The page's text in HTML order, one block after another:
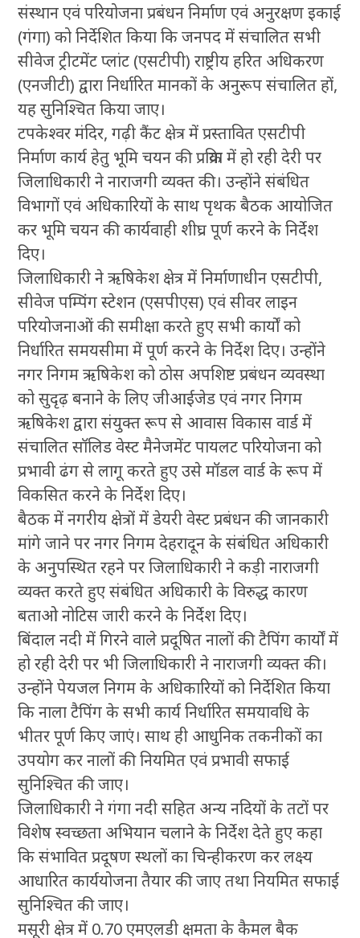
संस्थान एवं परियोजना प्रबंधन निर्माण एवं अनुरक्षण इकाई
(गंगा) को निर्देशित किया कि जनपद में संचालित सभी
सीवेज ट्रीटमेंट प्लांट (एसटीपी) राष्ट्रीय हरित अधिकरण
(एनजीटी) द्वारा निर्धारित मानकों के अनुरूप संचालित हों,
यह सुनिश्चित किया जाए।
टपकेश्वर मंदिर, गढ़ी कैंट क्षेत्र में प्रस्तावित एसटीपी
निर्माण कार्य हेतु भूमि चयन की प्रक्रिया में हो रही देरी पर
जिलाधिकारी ने नाराजगी व्यक्त की। उन्होंने संबंधित
विभागों एवं अधिकारियों के साथ पृथक बैठक आयोजित
कर भूमि चयन की कार्यवाही शीघ्र पूर्ण करने के निर्देश
दिए।
जिलाधिकारी ने ऋषिकेश क्षेत्र में निर्माणाधीन एसटीपी,
सीवेज पम्पिंग स्टेशन (एसपीएस) एवं सीवर लाइन
परियोजनाओं की समीक्षा करते हुए सभी कार्यों को
निर्धारित समयसीमा में पूर्ण करने के निर्देश दिए। उन्होंने
नगर निगम ऋषिकेश को ठोस अपशिष्ट प्रबंधन व्यवस्था
को सुदृढ़ बनाने के लिए जीआईजेड एवं नगर निगम
ऋषिकेश द्वारा संयुक्त रूप से आवास विकास वार्ड में
संचालित सॉलिड वेस्ट मैनेजमेंट पायलट परियोजना को
प्रभावी ढंग से लागू करते हुए उसे मॉडल वार्ड के रूप में
विकसित करने के निर्देश दिए।
बैठक में नगरीय क्षेत्रों में डेयरी वेस्ट प्रबंधन की जानकारी
मांगे जाने पर नगर निगम देहरादून के संबंधित अधिकारी
के अनुपस्थित रहने पर जिलाधिकारी ने कड़ी नाराजगी
व्यक्त करते हुए संबंधित अधिकारी के विरुद्ध कारण
बताओ नोटिस जारी करने के निर्देश दिए।
बिंदाल नदी में गिरने वाले प्रदूषित नालों की टैपिंग कार्यों में
हो रही देरी पर भी जिलाधिकारी ने नाराजगी व्यक्त की।
उन्होंने पेयजल निगम के अधिकारियों को निर्देशित किया
कि नाला टैपिंग के सभी कार्य निर्धारित समयावधि के
भीतर पूर्ण किए जाएं। साथ ही आधुनिक तकनीकों का
उपयोग कर नालों की नियमित एवं प्रभावी सफाई
सुनिश्चित की जाए।
जिलाधिकारी ने गंगा नदी सहित अन्य नदियों के तटों पर
विशेष स्वच्छता अभियान चलाने के निर्देश देते हुए कहा
कि संभावित प्रदूषण स्थलों का चिन्हीकरण कर लक्ष्य
आधारित कार्ययोजना तैयार की जाए तथा नियमित सफाई
सुनिश्चित की जाए।
मसूरी क्षेत्र में 0.70 एमएलडी क्षमता के कैमल बैक